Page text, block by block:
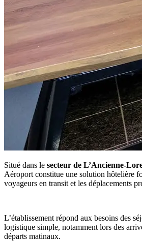
Situé dans le secteur de L’Ancienne-
Aéroport constitue une solution hôtelière
voyageurs en transit et les déplacements
L’établissement répond aux besoins des
logistique simple, notamment lors des
départs matinaux.